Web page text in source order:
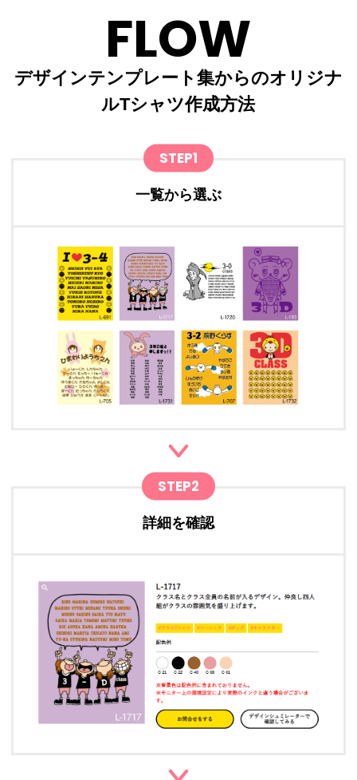
FLOW
デザインテンプレート集からのオリジナ
ルTシャツ作成方法
STEP1
一覧から選ぶ
STEP2
詳細を確認